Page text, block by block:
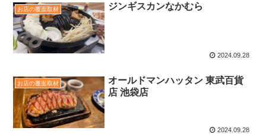
お店の覆面取材 ジンギスカンなかむら
2024.09.28
お店の覆面取材
オールドマンハッタン 東武百貨
店 池袋店
2024.09.28